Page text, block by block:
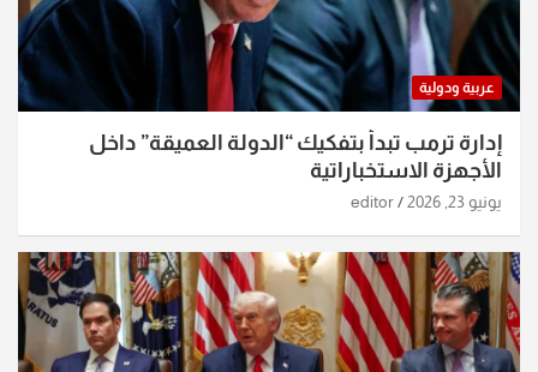
عربية ودولية
إدارة ترمب تبدأ بتفكيك “الدولة العميقة” داخل
الأجهزة الاستخباراتية
يونيو 23, 2026 editor